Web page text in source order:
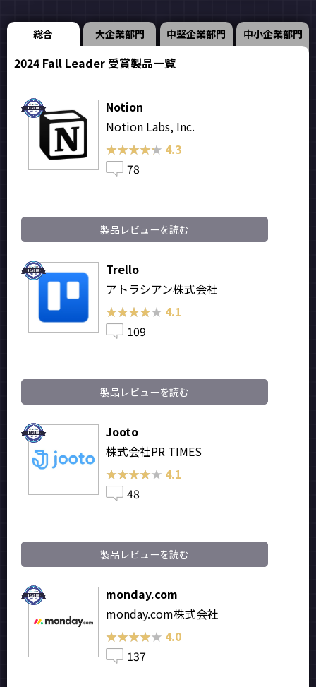
総合 大企業部門 中堅企業部門 中小企業部門
2024 Fall Leader 受賞製品一覧
Notion
Notion Labs, Inc.
★★★★★
★★★★★ 4.3
78
製品レビューを読む
Trello
アトラシアン株式会社
★★★★★
★★★★★ 4.1
109
製品レビューを読む
Jooto
株式会社PR TIMES
★★★★★
★★★★★ 4.1
48
製品レビューを読む
monday.com
monday.com株式会社
★★★★★
★★★★★ 4.0
137